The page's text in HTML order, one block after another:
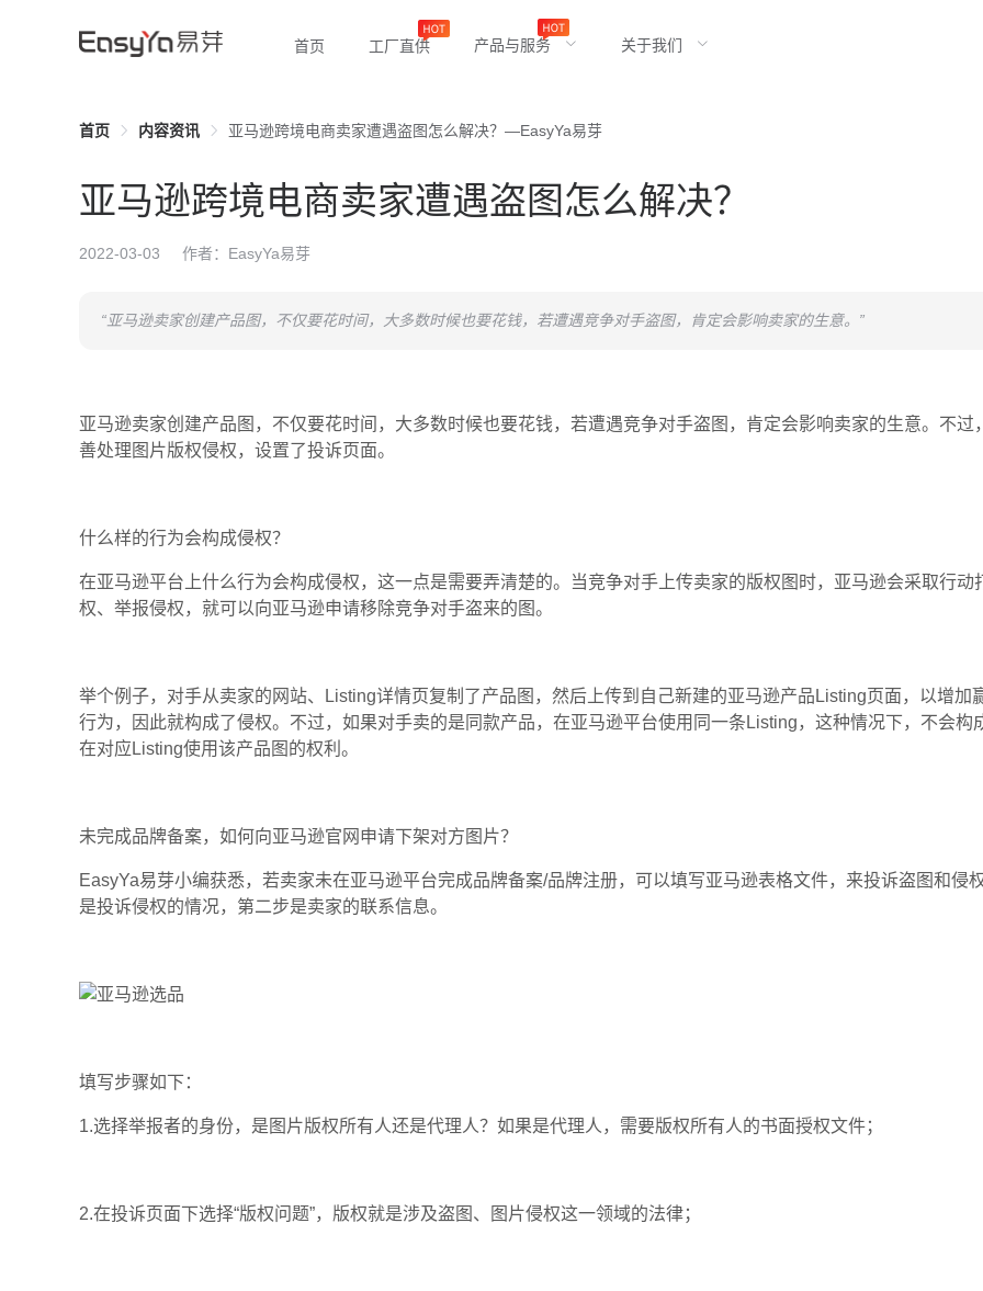
首页 工厂直供 产品与服务 关于我们
首页 内容资讯 亚马逊跨境电商卖家遭遇盗图怎么解决？—EasyYa易芽
亚马逊跨境电商卖家遭遇盗图怎么解决？
2022-03-03 作者：EasyYa易芽
“亚马逊卖家创建产品图，不仅要花时间，大多数时候也要花钱，若遭遇竞争对手盗图，肯定会影响卖家的生意。”
亚马逊卖家创建产品图，不仅要花时间，大多数时候也要花钱，若遭遇竞争对手盗图，肯定会影响卖家的生意。不过，
善处理图片版权侵权，设置了投诉页面。
什么样的行为会构成侵权？
在亚马逊平台上什么行为会构成侵权，这一点是需要弄清楚的。当竞争对手上传卖家的版权图时，亚马逊会采取行
权、举报侵权，就可以向亚马逊申请移除竞争对手盗来的图。
举个例子，对手从卖家的网站、Listing详情页复制了产品图，然后上传到自己新建的亚马逊产品Listing页面，以增
行为，因此就构成了侵权。不过，如果对手卖的是同款产品，在亚马逊平台使用同一条Listing，这种情况下，不会
在对应Listing使用该产品图的权利。
未完成品牌备案，如何向亚马逊官网申请下架对方图片？
EasyYa易芽小编获悉，若卖家未在亚马逊平台完成品牌备案/品牌注册，可以填写亚马逊表格文件，来投诉盗图和侵
是投诉侵权的情况，第二步是卖家的联系信息。
填写步骤如下：
1.选择举报者的身份，是图片版权所有人还是代理人？如果是代理人，需要版权所有人的书面授权文件；
2.在投诉页面下选择“版权问题”，版权就是涉及盗图、图片侵权这一领域的法律；